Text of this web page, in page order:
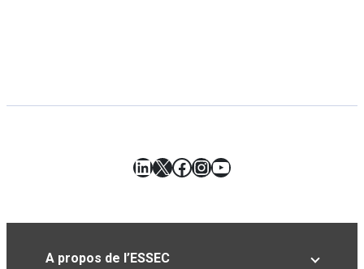
LinkedIn
X Facebook
Instagram
YouTube
A propos de l’ESSEC